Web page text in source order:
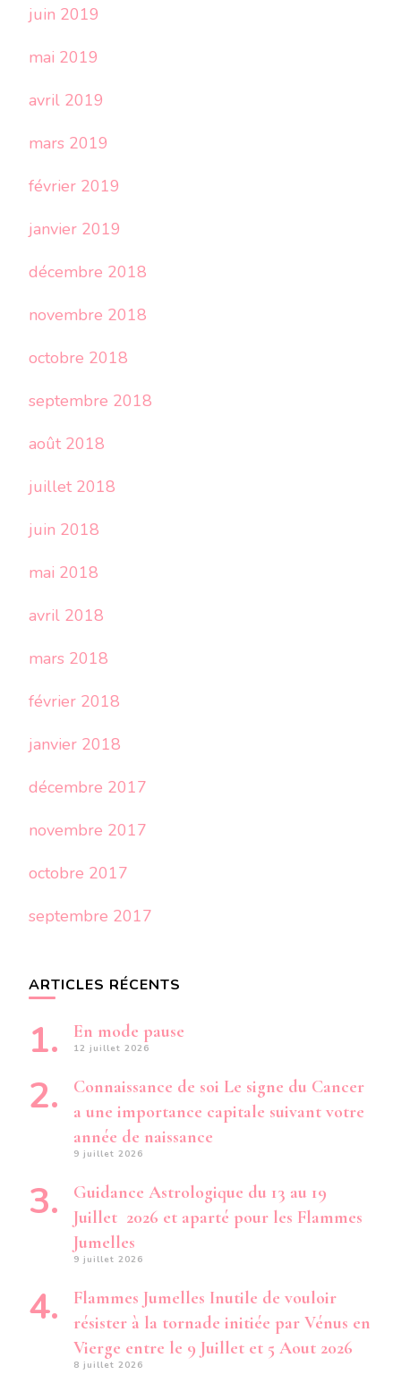
juin 2019
mai 2019
avril 2019
mars 2019
février 2019
janvier 2019
décembre 2018
novembre 2018
octobre 2018
septembre 2018
août 2018
juillet 2018
juin 2018
mai 2018
avril 2018
mars 2018
février 2018
janvier 2018
décembre 2017
novembre 2017
octobre 2017
septembre 2017
ARTICLES RÉCENTS
En mode pause
12 juillet 2026
Connaissance de soi Le signe du Cancer
a une importance capitale suivant votre
année de naissance
9 juillet 2026
Guidance Astrologique du 13 au 19
Juillet 2026 et aparté pour les Flammes
Jumelles
9 juillet 2026
Flammes Jumelles Inutile de vouloir
résister à la tornade initiée par Vénus en
Vierge entre le 9 Juillet et 5 Aout 2026
8 juillet 2026